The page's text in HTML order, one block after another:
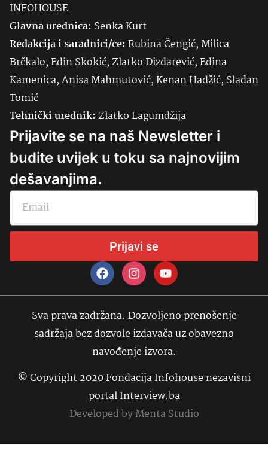
INFOHOUSE
Glavna urednica: SenkaKurt
Redakcija i saradnici/ce:Rubina Čengić, Milica
Brčkalo, Edin Skokić, Zlatko Dizdarević, Edina
Kamenica, Anisa Mahmutović, Kenan Hadžić, Slađan
Tomić
Tehnički urednik:Zlatko Lagumdžija
Prijavite se na naš Newsletter i
budite uvijek u toku sa najnovijim
dešavanjima.
Prijavi se
Sva prava zadržana. Dozvoljeno prenošenje
sadržaja bez dozvole izdavača uz obavezno
navođenje izvora.
© Copyright 2020 Fondacija Infohouse nezavisni
portal Interview.ba
Developed byMenta Studio